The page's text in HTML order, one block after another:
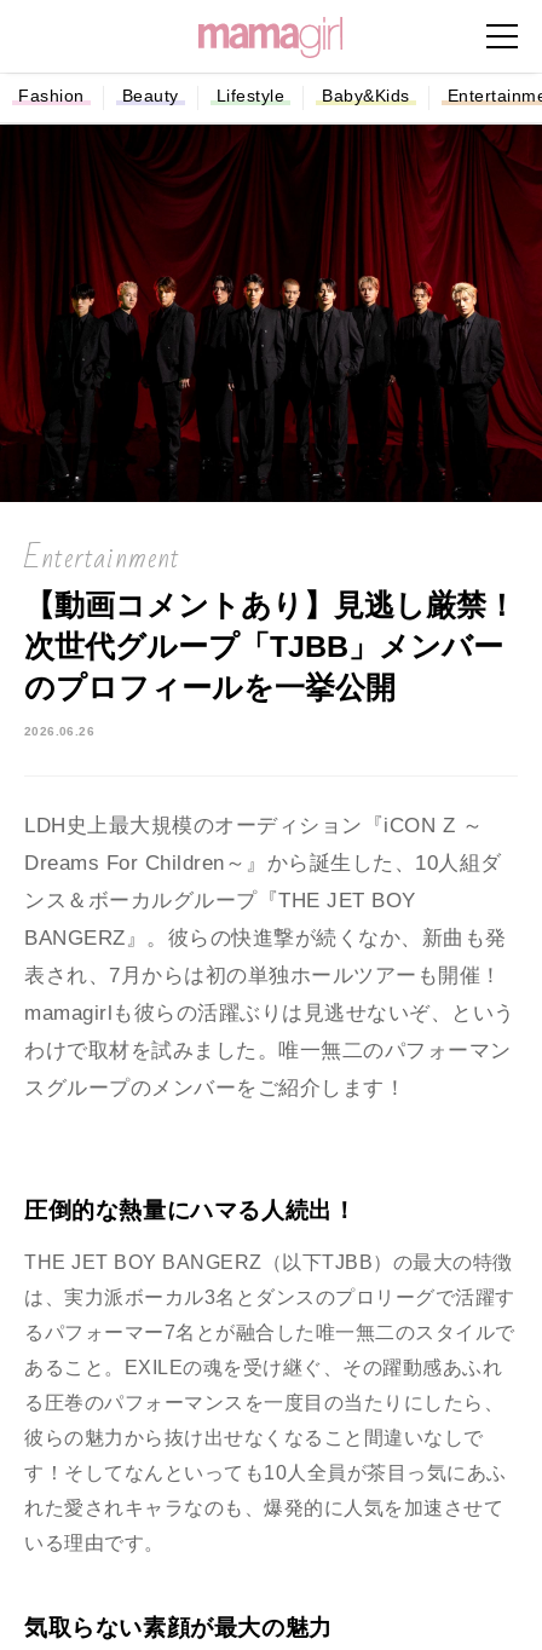
Fashion Beauty Lifestyle Baby&Kids
Entertainment
【動画コメントあり】見逃し厳禁！
次世代グループ「TJBB」メンバー
のプロフィールを一挙公開
2026.06.26
LDH史上最大規模のオーディション『iCON Z ～
Dreams For Children～』から誕生した、10人組ダ
ンス＆ボーカルグループ『THE JET BOY
BANGERZ』。彼らの快進撃が続くなか、新曲も発
表され、7月からは初の単独ホールツアーも開催！
mamagirlも彼らの活躍ぶりは見逃せないぞ、という
わけで取材を試みました。唯一無二のパフォーマン
スグループのメンバーをご紹介します！
圧倒的な熱量にハマる人続出！
THE JET BOY BANGERZ（以下TJBB）の最大の特徴
は、実力派ボーカル3名とダンスのプロリーグで活躍す
るパフォーマー7名とが融合した唯一無二のスタイルで
あること。EXILEの魂を受け継ぐ、その躍動感あふれ
る圧巻のパフォーマンスを一度目の当たりにしたら、
彼らの魅力から抜け出せなくなること間違いなしで
す！そしてなんといっても10人全員が茶目っ気にあふ
れた愛されキャラなのも、爆発的に人気を加速させて
いる理由です。
気取らない素顔が最大の魅力